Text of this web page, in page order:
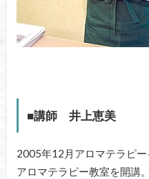
■講師 井上恵美
2005年12月アロマテラピー
アロマテラピー教室を開講。